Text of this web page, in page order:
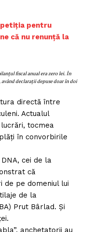
pentru
că nu renunță la
fiscal anual era zero lei. În
declarații depuse doar în doi
directă între
Actualul
tocmea
în convorbirile
cei de la
că
de pe domeniul lui
de la
Prut Bârlad. Și
anchetatorii au